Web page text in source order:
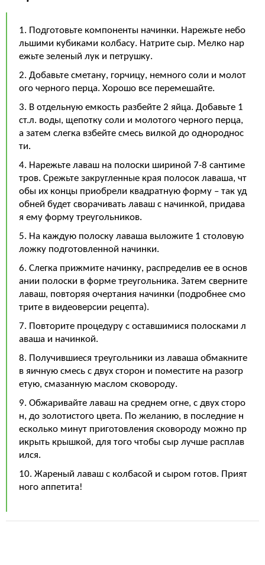
1. Подготовьте компоненты начинки. Нарежьте небо
льшими кубиками колбасу. Натрите сыр. Мелко нар
ежьте зеленый лук и петрушку.
2. Добавьте сметану, горчицу, немного соли и молот
ого черного перца. Хорошо все перемешайте.
3. В отдельную емкость разбейте 2 яйца. Добавьте 1
ст.л. воды, щепотку соли и молотого черного перца,
а затем слегка взбейте смесь вилкой до однороднос
ти.
4. Нарежьте лаваш на полоски шириной 7-8 сантиме
тров. Срежьте закругленные края полосок лаваша, чт
обы их концы приобрели квадратную форму – так уд
обней будет сворачивать лаваш с начинкой, придава
я ему форму треугольников.
5. На каждую полоску лаваша выложите 1 столовую
ложку подготовленной начинки.
6. Слегка прижмите начинку, распределив ее в основ
ании полоски в форме треугольника. Затем сверните
лаваш, повторяя очертания начинки (подробнее смо
трите в видеоверсии рецепта).
7. Повторите процедуру с оставшимися полосками л
аваша и начинкой.
8. Получившиеся треугольники из лаваша обмакните
в яичную смесь с двух сторон и поместите на разогр
етую, смазанную маслом сковороду.
9. Обжаривайте лаваш на среднем огне, с двух сторо
н, до золотистого цвета. По желанию, в последние н
есколько минут приготовления сковороду можно пр
икрыть крышкой, для того чтобы сыр лучше расплав
ился.
10. Жареный лаваш с колбасой и сыром готов. Прият
ного аппетита!